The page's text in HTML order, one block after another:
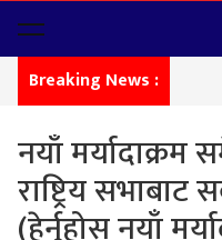
Breaking News :
नयाँ
राष्ट्रिय सभाबाट
(हेर्नुहोस नयाँ